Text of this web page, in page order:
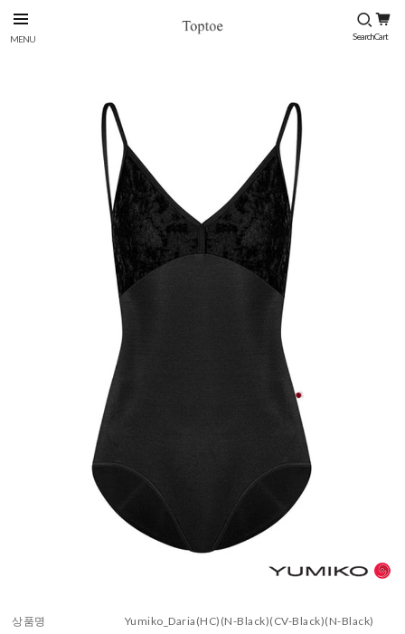
상품명 Yumiko_Daria(HC)(N-Black)(CV-Black)(N-Black)